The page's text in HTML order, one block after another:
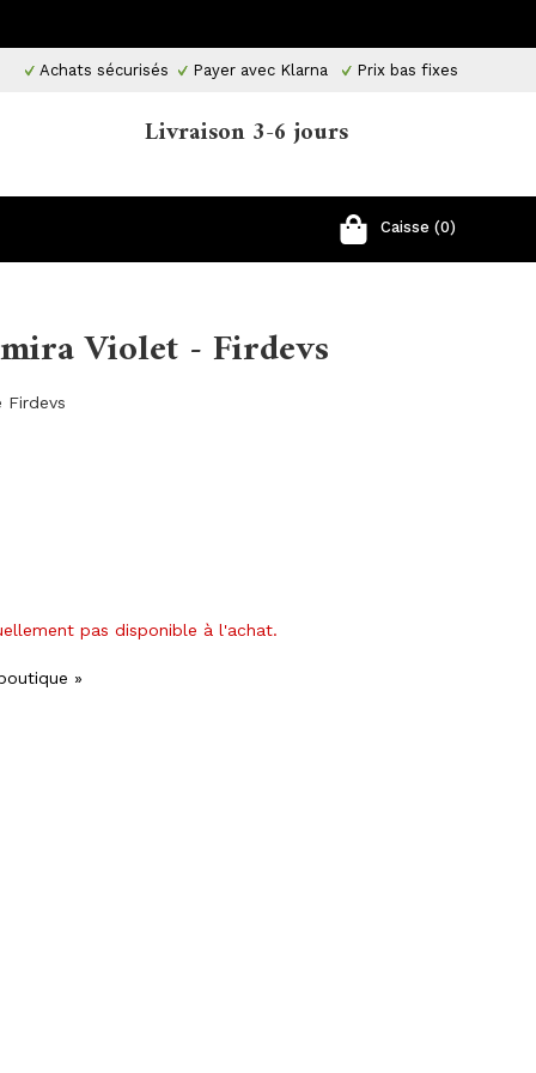
Achats sécurisés Payer avec Klarna Prix ​​bas fixes
Livraison 3-6 jours
Caisse (0)
Violet - Firdevs
Firdevs
pas disponible à l'achat.
»